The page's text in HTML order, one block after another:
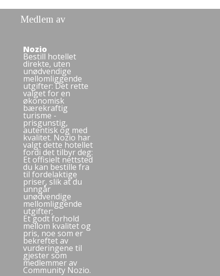
Medlem av
Nozio
Bestill hotellet
direkte, uten
unødvendige
mellomliggende
utgifter: Det rette
valget for en
økonomisk
bærekraftig
turisme -
prisgunstig,
autentisk og med
kvalitet. Nozio har
valgt dette hotellet
fordi det tilbyr deg:
Et offisielt nettsted
du kan bestille fra
til fordelaktige
priser, slik at du
unngår
unødvendige
mellomliggende
utgifter;
Et godt forhold
mellom kvalitet og
pris, noe som er
bekreftet av
vurderingene til
gjester som
medlemmer av
Community Nozio.